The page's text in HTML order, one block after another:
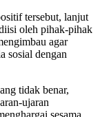
tersebut, lanjut
oleh pihak-pihak
agar
sosial dengan
tidak benar,
ujaran
sesama